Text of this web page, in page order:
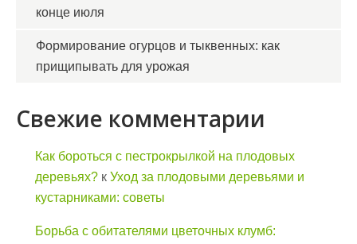
конце июля
Формирование огурцов и тыквенных: как
прищипывать для урожая
Свежие комментарии
Как бороться с пестрокрылкой на плодовых
деревьях? к Уход за плодовыми деревьями и
кустарниками: советы
Борьба с обитателями цветочных клумб: